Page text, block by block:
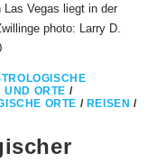
Las Vegas liegt in der
photo: Larry D.
UND ORTE /
ORTE / REISEN /